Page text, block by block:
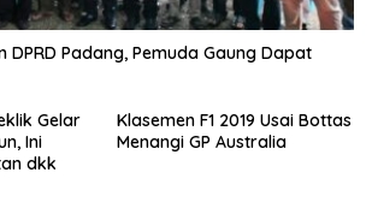
DPRD Padang, Pemuda Gaung Dapat
Gelar
Ini
dkk
Klasemen F1 2019 Usai Bottas
Menangi GP Australia